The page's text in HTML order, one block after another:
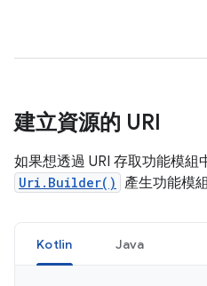
建立資源的 URI
如果想透過 URI 存取功能模
Uri.Builder() 產生功能模
Kotlin Java